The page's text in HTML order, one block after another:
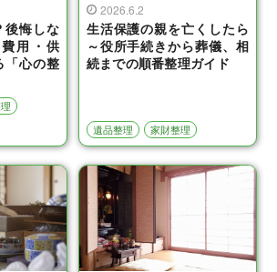
後悔しな
用・供
「心の整
2026.6.2
生活保護の親を亡くしたら
～役所手続きから葬儀、相
続までの順番整理ガイド
遺品整理 家財整理